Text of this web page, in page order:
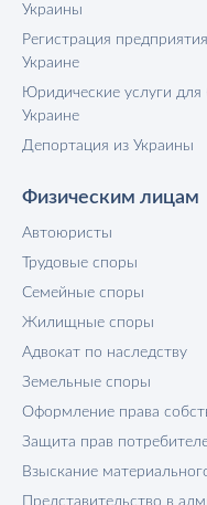
Украины
Регистрация
Украине
Юридические услуги
Украине
Депортация из Украины
Физическим лицам
Автоюристы
Трудовые споры
Семейные споры
Жилищные споры
Адвокат по наследству
Земельные споры
Оформление права
Защита прав
Взыскание
Представительство в